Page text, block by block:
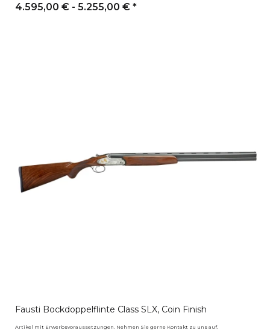
4.595,00 € - 5.255,00 € *
Fausti Bockdoppelflinte Class SLX, Coin Finish
Artikel mit Erwerbsvoraussetzungen. Nehmen Sie gerne Kontakt zu uns auf.